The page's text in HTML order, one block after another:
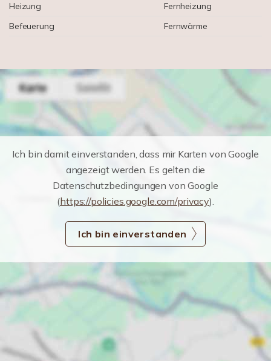
Heizung
Fernheizung
Befeuerung
Fernwärme
Ich bin damit einverstanden, dass mir Karten von Google
angezeigt werden. Es gelten die
Datenschutzbedingungen von Google
(https://policies.google.com/privacy).
Ich bin einverstanden